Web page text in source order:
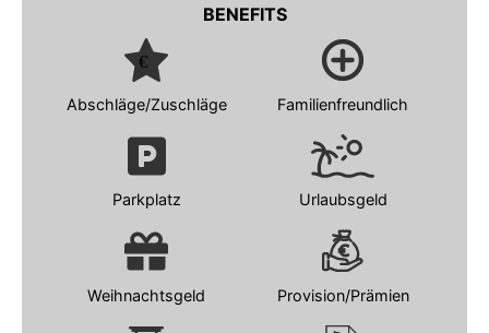
BENEFITS
Abschläge/Zuschläge Familienfreundlich
Parkplatz Urlaubsgeld
Weihnachtsgeld Provision/Prämien